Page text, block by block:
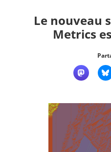
Qui sommes nous ?
Le nouveau
Metrics